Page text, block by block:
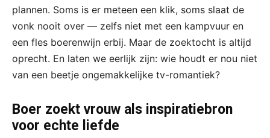
plannen. Soms is er meteen een klik, soms slaat de
vonk nooit over — zelfs niet met een kampvuur en
een fles boerenwijn erbij. Maar de zoektocht is altijd
oprecht. En laten we eerlijk zijn: wie houdt er nou niet
van een beetje ongemakkelijke tv-romantiek?
Boer zoekt vrouw als inspiratiebron
voor echte liefde